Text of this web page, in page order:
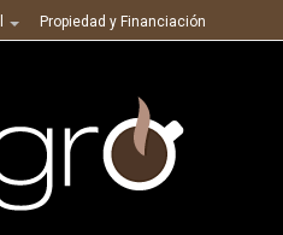
Propiedad y Financiación